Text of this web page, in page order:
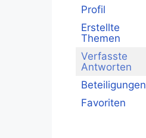
Profil
Erstellte
Themen
Verfasste
Antworten
Beteiligungen
Favoriten